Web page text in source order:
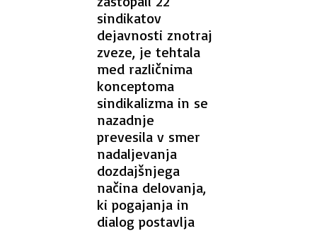
sindikatov
dejavnosti znotraj
zveze, je tehtala
med različnima
konceptoma
sindikalizma in se
nazadnje
prevesila v smer
nadaljevanja
dozdajšnjega
načina delovanja,
ki pogajanja in
dialog postavlja